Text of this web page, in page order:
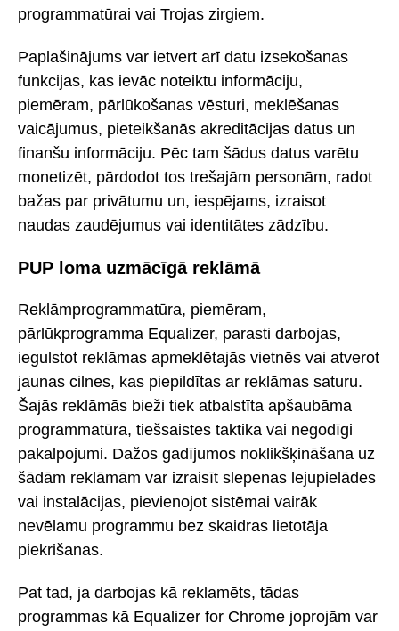
programmatūrai vai Trojas zirgiem.
Paplašinājums var ietvert arī datu izsekošanas
funkcijas, kas ievāc noteiktu informāciju,
piemēram, pārlūkošanas vēsturi, meklēšanas
vaicājumus, pieteikšanās akreditācijas datus un
finanšu informāciju. Pēc tam šādus datus varētu
monetizēt, pārdodot tos trešajām personām, radot
bažas par privātumu un, iespējams, izraisot
naudas zaudējumus vai identitātes zādzību.
PUP loma uzmācīgā reklāmā
Reklāmprogrammatūra, piemēram,
pārlūkprogramma Equalizer, parasti darbojas,
iegulstot reklāmas apmeklētajās vietnēs vai atverot
jaunas cilnes, kas piepildītas ar reklāmas saturu.
Šajās reklāmās bieži tiek atbalstīta apšaubāma
programmatūra, tiešsaistes taktika vai negodīgi
pakalpojumi. Dažos gadījumos noklikšķināšana uz
šādām reklāmām var izraisīt slepenas lejupielādes
vai instalācijas, pievienojot sistēmai vairāk
nevēlamu programmu bez skaidras lietotāja
piekrišanas.
Pat tad, ja darbojas kā reklamēts, tādas
programmas kā Equalizer for Chrome joprojām var